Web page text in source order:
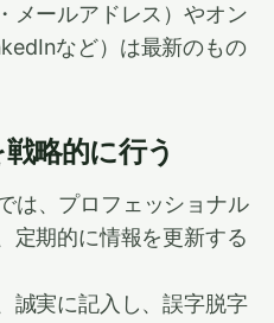
メールアドレス）やオン
など）は最新のもの
略的に行う
は、プロフェッショナル
定期的に情報を更新する
誠実に記入し、誤字脱字